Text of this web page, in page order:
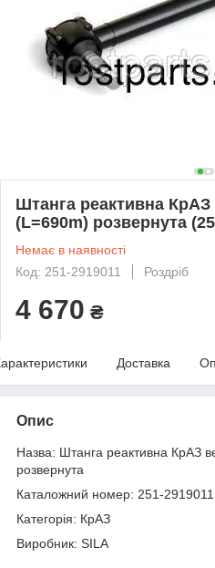
Штанга реактивна КрАЗ
(L=690m) розвернута
Немає в наявності
Код: 251-2919011
Роздріб
4 670 ₴
Доставка
Опис
Назва: Штанга реактивна КрАЗ
розвернута
Каталожний номер: 251-2919011
Категорія: КрАЗ
Виробник: SILA